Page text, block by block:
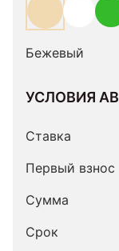
Бежевый
УСЛОВИЯ
Ставка
Первый взнос
Сумма
Срок